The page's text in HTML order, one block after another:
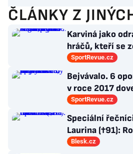
ČLÁNKY Z
Karviná jako
hráčů, kteří se
probili k
SportRevue.cz
Bejvávalo. 6
v roce 2017
semifinále play-
SportRevue.cz
Speciální
Laurina (†91):
Sabinu
Blesk.cz